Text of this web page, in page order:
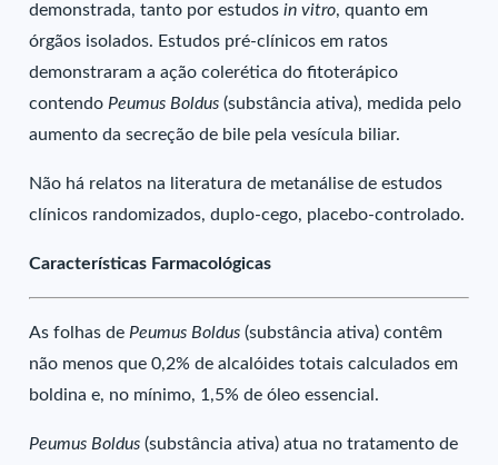
demonstrada, tanto por estudos in vitro, quanto em
órgãos isolados. Estudos pré-clínicos em ratos
demonstraram a ação colerética do fitoterápico
contendo Peumus Boldus(substância ativa), medida pelo
aumento da secreção de bile pela vesícula biliar.
Não há relatos na literatura de metanálise de estudos
clínicos randomizados, duplo-cego, placebo-controlado.
Características Farmacológicas
As folhas de Peumus Boldus(substância ativa) contêm
não menos que 0,2% de alcalóides totais calculados em
boldina e, no mínimo, 1,5% de óleo essencial.
Peumus Boldus(substância ativa) atua no tratamento de